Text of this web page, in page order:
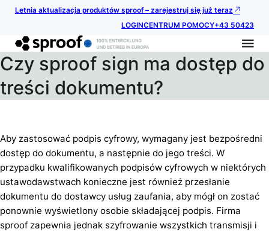
Letnia aktualizacja produktów sproof – zarejestruj się już teraz
LOGINCENTRUM POMOCY+43 50423
Czy sproof sign ma dostęp do
treści dokumentu?
Aby zastosować podpis cyfrowy, wymagany jest bezpośredni
dostęp do dokumentu, a następnie do jego treści. W
przypadku kwalifikowanych podpisów cyfrowych w niektórych
ustawodawstwach konieczne jest również przesłanie
dokumentu do dostawcy usług zaufania, aby mógł on zostać
ponownie wyświetlony osobie składającej podpis. Firma
sproof zapewnia jednak szyfrowanie wszystkich transmisji i